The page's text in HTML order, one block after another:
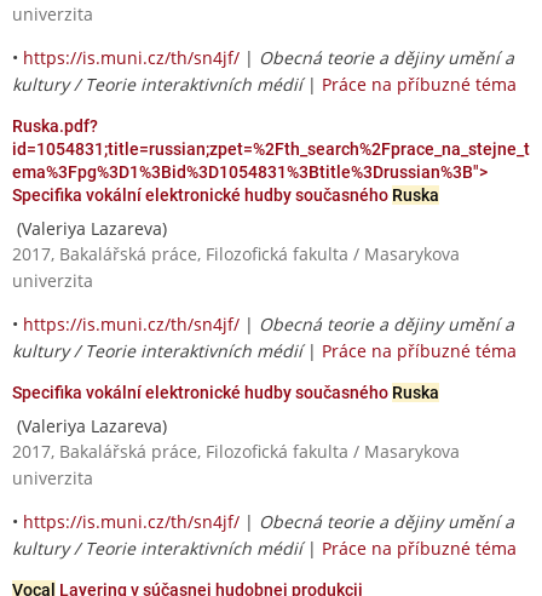
univerzita
• https://is.muni.cz/th/sn4jf/ | Obecná teorie a dějiny umění a
kultury / Teorie interaktivních médií| Práce na příbuzné téma
Ruska.pdf?
id=1054831;title=russian;zpet=%2Fth_search%2Fprace_na_stejne_t
ema%3Fpg%3D1%3Bid%3D1054831%3Btitle%3Drussian%3B">
Specifika vokální elektronické hudby současného Ruska
(Valeriya Lazareva)
2017, Bakalářská práce, Filozofická fakulta / Masarykova
univerzita
• https://is.muni.cz/th/sn4jf/ | Obecná teorie a dějiny umění a
kultury / Teorie interaktivních médií| Práce na příbuzné téma
Specifika vokální elektronické hudby současného Ruska
(Valeriya Lazareva)
2017, Bakalářská práce, Filozofická fakulta / Masarykova
univerzita
• https://is.muni.cz/th/sn4jf/ | Obecná teorie a dějiny umění a
kultury / Teorie interaktivních médií| Práce na příbuzné téma
Vocal Layering v súčasnej hudobnej produkcii